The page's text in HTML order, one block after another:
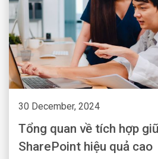
30 December, 2024
Tổng quan về tích hợp
SharePoint hiệu quả cao